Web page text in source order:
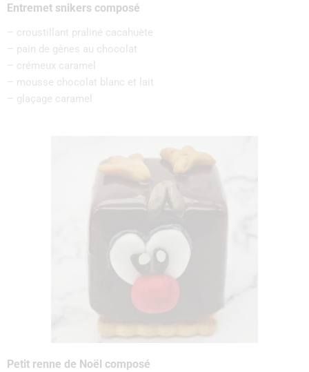
Entremet snikers composé
– croustillant praliné cacahuète
– pain de gênes au chocolat
– crémeux caramel
– mousse chocolat blanc et lait
– glaçage caramel
Petit renne de Noël composé